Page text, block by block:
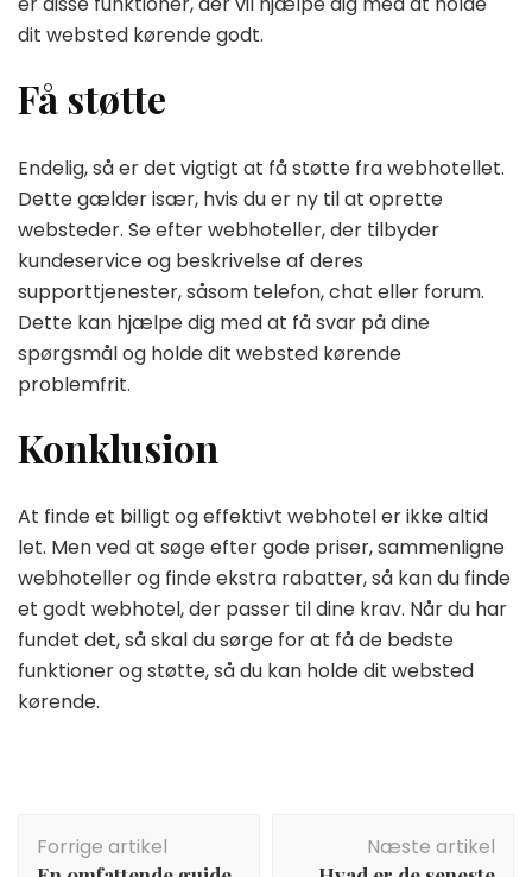
dit websted kørende godt.
Få støtte
Endelig, så er det vigtigt at få støtte fra webhotellet.
Dette gælder især, hvis du er ny til at oprette
websteder. Se efter webhoteller, der tilbyder
kundeservice og beskrivelse af deres
supporttjenester, såsom telefon, chat eller forum.
Dette kan hjælpe dig med at få svar på dine
spørgsmål og holde dit websted kørende
problemfrit.
Konklusion
At finde et billigt og effektivt webhotel er ikke altid
let. Men ved at søge efter gode priser, sammenligne
webhoteller og finde ekstra rabatter, så kan du finde
et godt webhotel, der passer til dine krav. Når du har
fundet det, så skal du sørge for at få de bedste
funktioner og støtte, så du kan holde dit websted
kørende.
Forrige artikel Næste artikel